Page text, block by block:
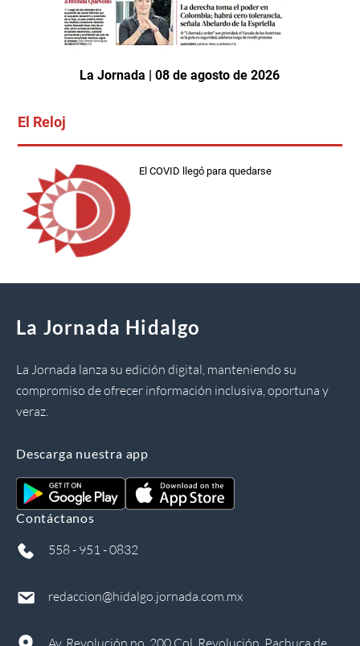
La Jornada | 08 de agosto de 2026
El Reloj
El COVID llegó para quedarse
La Jornada Hidalgo
La Jornada lanza su edición digital, manteniendo su
compromiso de ofrecer información inclusiva, oportuna y
veraz.
Descarga nuestra app
Contáctanos
558 - 951 - 0832
redaccion@hidalgo.jornada.com.mx